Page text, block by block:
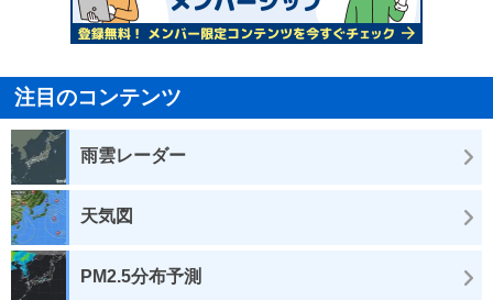
注目のコンテンツ
雨雲レーダー
天気図
PM2.5分布予測